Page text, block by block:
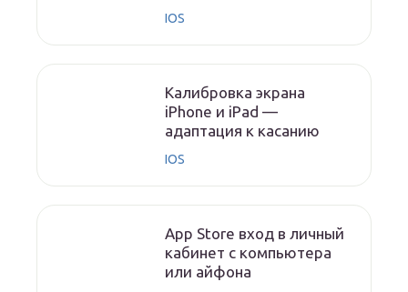
IOS
Калибровка экрана
iPhone и iPad —
адаптация к касанию
IOS
App Store вход в личный
кабинет с компьютера
или айфона